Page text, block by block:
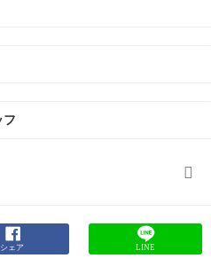
フ
シェア LINE